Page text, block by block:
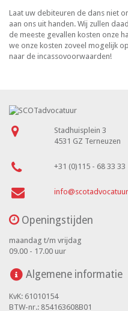
Laat uw debiteuren de dans niet
aan ons uit handen. Wij zullen
de meeste gevallen kosten onze
we onze kosten zoveel mogelijk
naar de incassovoorwaarden!
Stadhuisplein 3
4531 GZ Terneuzen
+31 (0)115 - 68 33 33
Openingstijden
maandag t/m vrijdag
09.00 - 17.00 uur
Algemene informatie
KvK: 61010154
BTW-nr.: 854163608B01